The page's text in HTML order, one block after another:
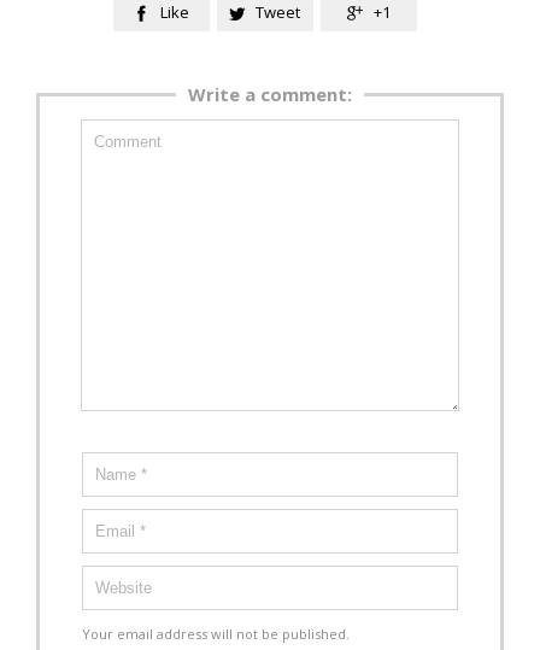
 Like  Tweet  +1
Write a comment:
Your email address will not be published.